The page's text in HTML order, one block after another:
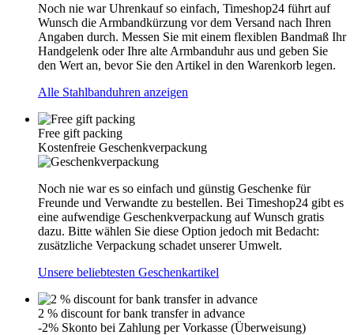
Noch nie war Uhrenkauf so einfach, Timeshop24 führt auf
Wunsch die Armbandkürzung vor dem Versand nach Ihren
Angaben durch. Messen Sie mit einem flexiblen Bandmaß Ihr
Handgelenk oder Ihre alte Armbanduhr aus und geben Sie
den Wert an, bevor Sie den Artikel in den Warenkorb legen.
Alle Stahlbanduhren anzeigen
Free gift packing
Kostenfreie Geschenkverpackung
Noch nie war es so einfach und günstig Geschenke für
Freunde und Verwandte zu bestellen. Bei Timeshop24 gibt es
eine aufwendige Geschenkverpackung auf Wunsch gratis
dazu. Bitte wählen Sie diese Option jedoch mit Bedacht:
zusätzliche Verpackung schadet unserer Umwelt.
Unsere beliebtesten Geschenkartikel
2 % discount for bank transfer in advance
-2% Skonto bei Zahlung per Vorkasse (Überweisung)